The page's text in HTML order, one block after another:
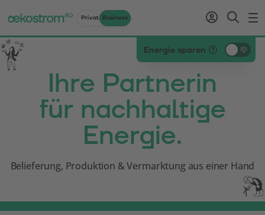
Zum Inhalt
Zum Menü
Zum Login
Zur Suche
Zum Kontakt
Standard-Cursor verwenden
Privat Business
Energie sparen
Ihre Partnerin
für nachhaltige
Energie.
Belieferung, Produktion & Vermarktung aus einer Hand